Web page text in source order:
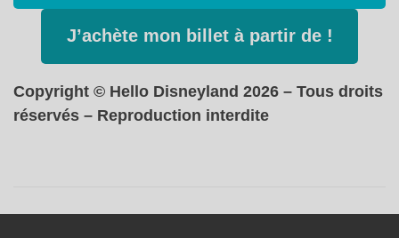
J’achète mon billet à partir de !
Copyright © Hello Disneyland 2026 – Tous droits
réservés – Reproduction interdite